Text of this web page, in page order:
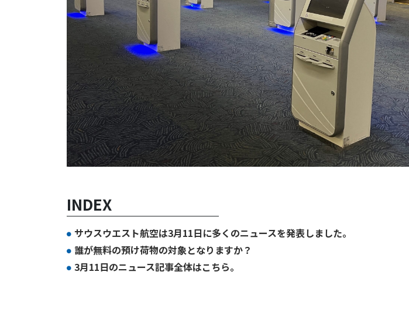
INDEX
サウスウエスト航空は3月11日に多くのニュースを発表しました。
誰が無料の預け荷物の対象となりますか？
3月11日のニュース記事全体はこちら。